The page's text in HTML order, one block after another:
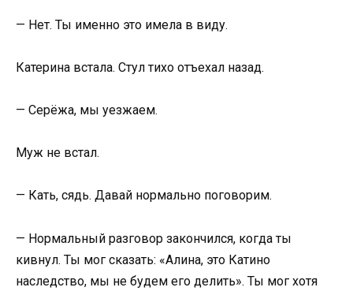
— Нет. Ты именно это имела в виду.
Катерина встала. Стул тихо отъехал назад.
— Серёжа, мы уезжаем.
Муж не встал.
— Кать, сядь. Давай нормально поговорим.
— Нормальный разговор закончился, когда ты
кивнул. Ты мог сказать: «Алина, это Катино
наследство, мы не будем его делить». Ты мог хотя